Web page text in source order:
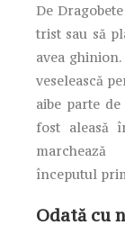
De
trist sau să
avea
veselească
aibe parte
fost aleasă
începutul
Odată cu